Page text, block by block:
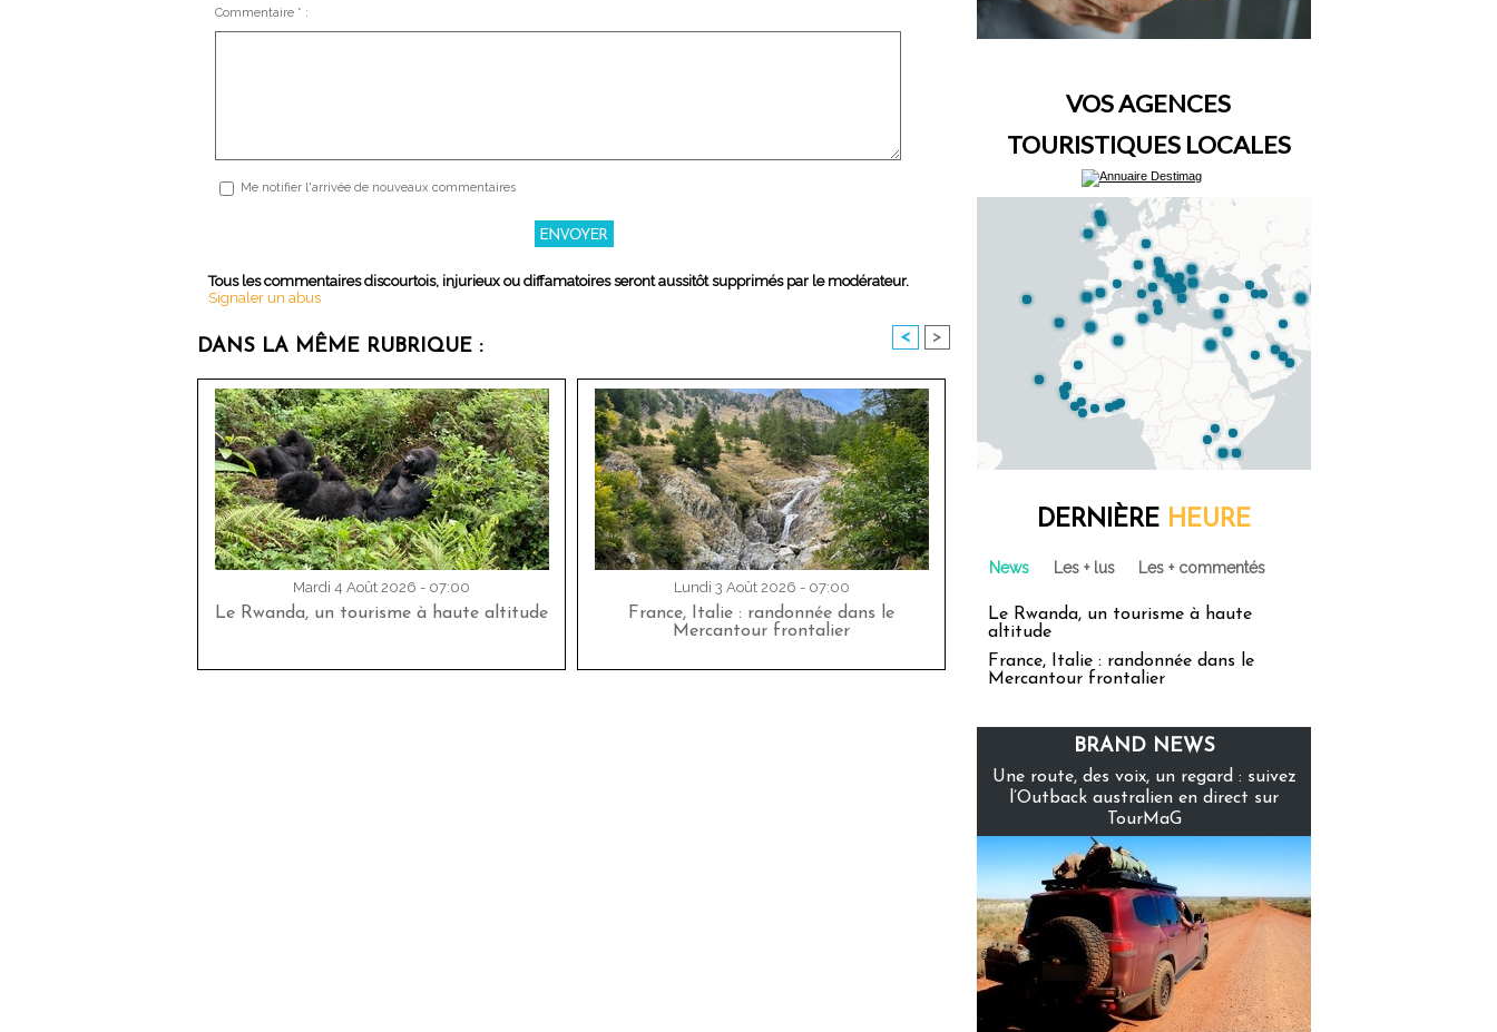
Commentaire * :
Me notifier l'arrivée de nouveaux commentaires
Tous les commentaires discourtois, injurieux ou diffamatoires seront aussitôt supprimés par le modérateur.
Signaler un abus
DANS LA MÊME RUBRIQUE : < >
Mardi 4 Août 2026 - 07:00
Le Rwanda, un tourisme à haute altitude
Lundi 3 Août 2026 - 07:00
France, Italie : randonnée dans le
Mercantour frontalier
VOS AGENCES
TOURISTIQUES LOCALES
DERNIÈRE HEURE
News Les + lus Les + commentés
Le Rwanda, un tourisme à haute
altitude
France, Italie : randonnée dans le
Mercantour frontalier
BRAND NEWS
Une route, des voix, un regard : suivez
l’Outback australien en direct sur
TourMaG